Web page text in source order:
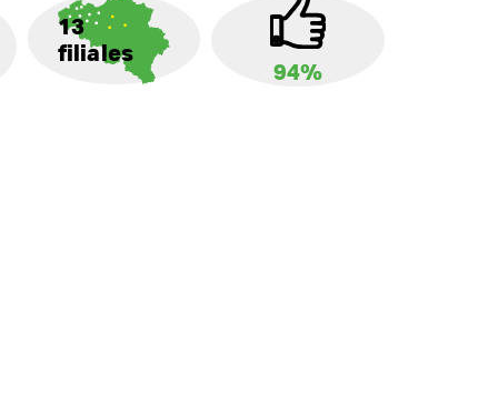
13
filiales
94%